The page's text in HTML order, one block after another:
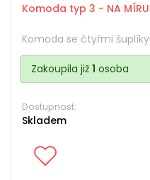
Komoda typ 3 - NA
Komoda se čtyřmi
Zakoupila již 1 osoba
Dostupnost:
Skladem